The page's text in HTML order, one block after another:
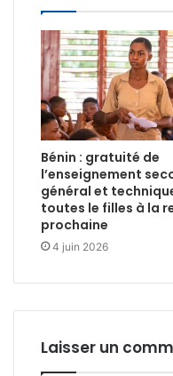
Bénin : gratuité de
l’enseignement
général et
toutes le filles à la
prochaine
4 juin 2026
Laisser un